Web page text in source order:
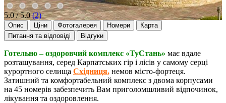
5.0 / 5.0(2)
Опис Ціни Фотогалерея Номери
Карта
Питання та відповіді
Відгуки
Готельно – оздоровчий комплекс «ТуСтань» має вдале
розташування, серед Карпатських гір і лісів у самому серці
курортного селища Східниця, немов місто-фортеця.
Затишний та комфортабельний комплекс з двома корпусами
на 45 номерів забезпечить Вам приголомшливий відпочинок,
лікування та оздоровлення.